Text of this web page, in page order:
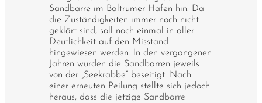
Sandbarre im Baltrumer Hafen hin. Da
die Zuständigkeiten immer noch nicht
geklärt sind, soll noch einmal in aller
Deutlichkeit auf den Misstand
hingewiesen werden. In den vergangenen
Jahren wurden die Sandbarren jeweils
von der „Seekrabbe“ beseitigt. Nach
einer erneuten Peilung stellte sich jedoch
heraus, dass die jetzige Sandbarre